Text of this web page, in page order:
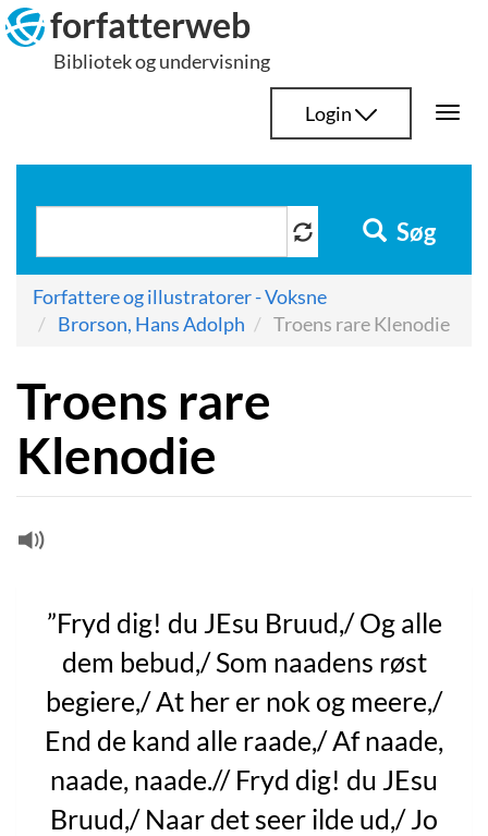
Hop
til
indhold
forfatterweb
Bibliotek og undervisning
Login
Søg
Forfattere og illustratorer - Voksne
Brorson, Hans Adolph
Troens rare Klenodie
Troens rare
Klenodie
”Fryd dig! du JEsu Bruud,/ Og alle
dem bebud,/ Som naadens røst
begiere,/ At her er nok og meere,/
End de kand alle raade,/ Af naade,
naade, naade.// Fryd dig! du JEsu
Bruud,/ Naar det seer ilde ud,/ Jo